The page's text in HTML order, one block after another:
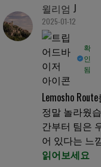
윌리엄 J
2025-01-12
확
인
됨
Lemosho
정말 놀라웠
간부터 팀은
어 있다는 느
읽어보세요